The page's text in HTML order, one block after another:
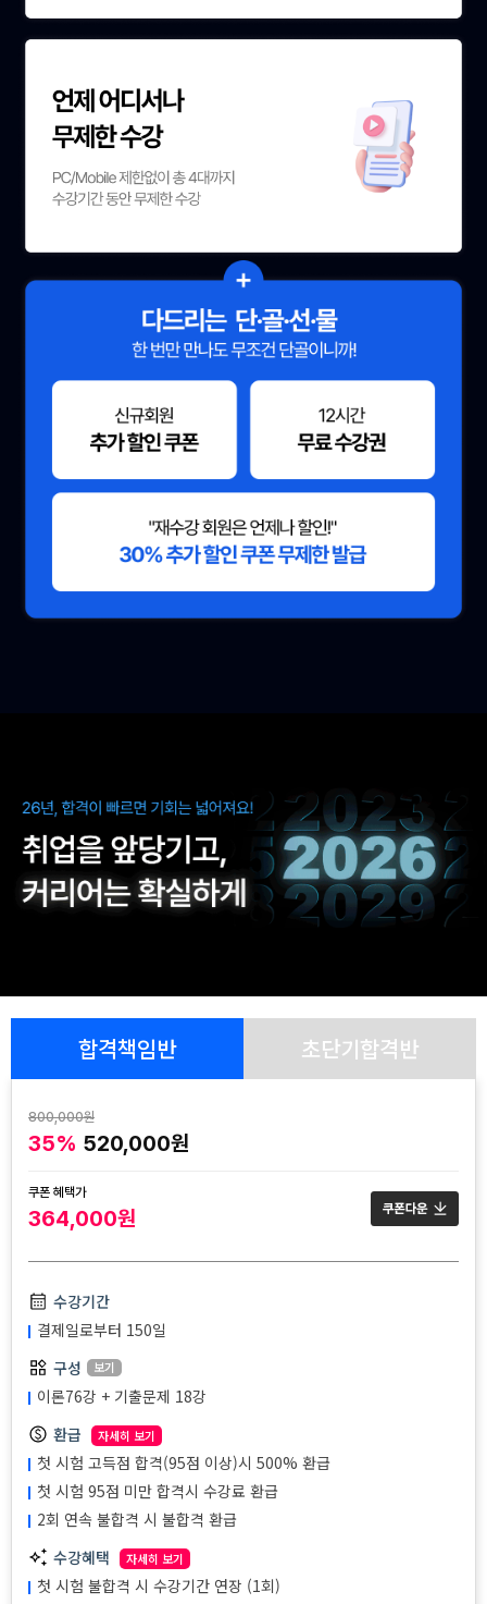
합격책임반 초단기합격반
800,000원
35% 520,000원
쿠폰 혜택가
364,000원
수강기간
결제일로부터 150일
구성
보기
이론76강 + 기출문제 18강
환급
자세히 보기
첫 시험 고득점 합격(95점 이상)시 500% 환급
첫 시험 95점 미만 합격시 수강료 환급
2회 연속 불합격 시 불합격 환급
수강혜택
자세히 보기
첫 시험 불합격 시 수강기간 연장 (1회)